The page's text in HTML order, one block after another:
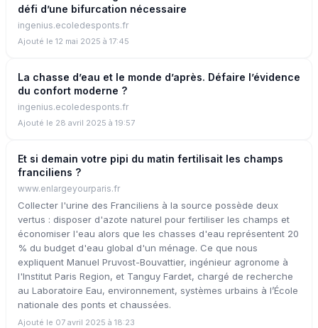
défi d’une bifurcation nécessaire
ingenius.ecoledesponts.fr
Ajouté le 12 mai 2025 à 17:45
La chasse d’eau et le monde d’après. Défaire l’évidence
du confort moderne ?
ingenius.ecoledesponts.fr
Ajouté le 28 avril 2025 à 19:57
Et si demain votre pipi du matin fertilisait les champs
franciliens ?
www.enlargeyourparis.fr
Collecter l'urine des Franciliens à la source possède deux
vertus : disposer d'azote naturel pour fertiliser les champs et
économiser l'eau alors que les chasses d'eau représentent 20
% du budget d'eau global d'un ménage. Ce que nous
expliquent Manuel Pruvost-Bouvattier, ingénieur agronome à
l'Institut Paris Region, et Tanguy Fardet, chargé de recherche
au Laboratoire Eau, environnement, systèmes urbains à l’École
nationale des ponts et chaussées.
Ajouté le 07 avril 2025 à 18:23